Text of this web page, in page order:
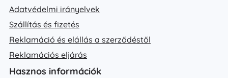
Adatvédelmi irányelvek
Szállítás és fizetés
Reklamáció és elállás a szerződéstől
Reklamációs eljárás
Hasznos információk